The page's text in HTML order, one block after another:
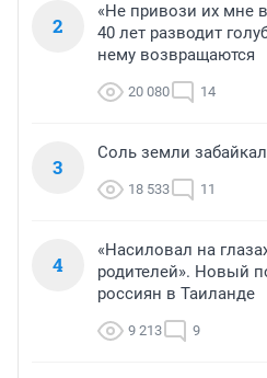
2
«Не привози их мне
40 лет разводит
нему возвращаются
20 080 14
3
Соль земли
18 533 11
4
«Насиловал на
родителей». Новый
россиян в Таиланде
9 213 9